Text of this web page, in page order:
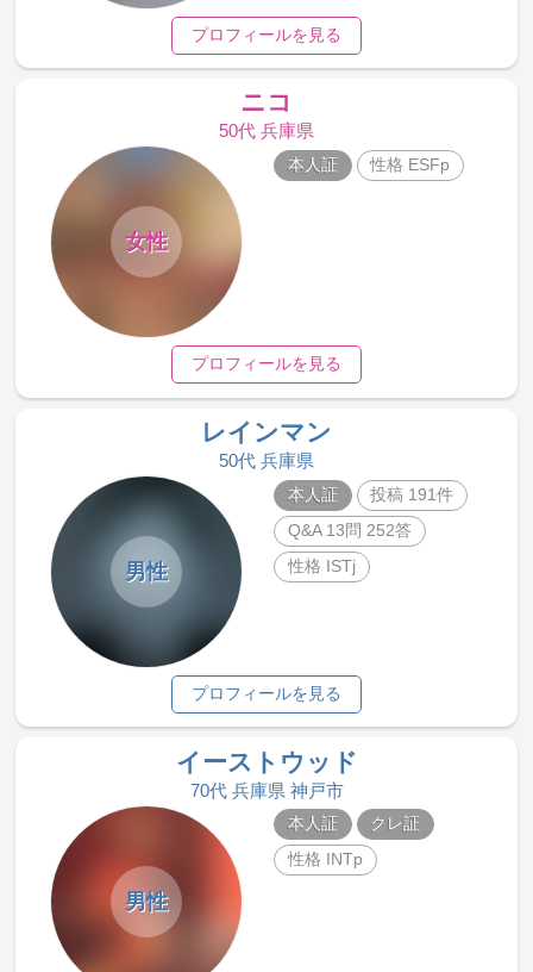
プロフィールを見る
ニコ
50代 兵庫県
女性
本人証 性格 ESFp
プロフィールを見る
レインマン
50代 兵庫県
男性
本人証
投稿 191件
Q&A 13問 252答
性格 ISTj
プロフィールを見る
イーストウッド
70代 兵庫県 神戸市
男性
本人証
クレ証
性格 INTp